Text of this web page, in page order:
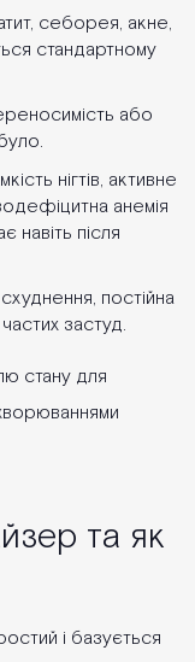
себорея, акне,
стандартному
або
нігтів, активне
анемія
навіть після
постійна
застуд.
стану для
та як
і базується